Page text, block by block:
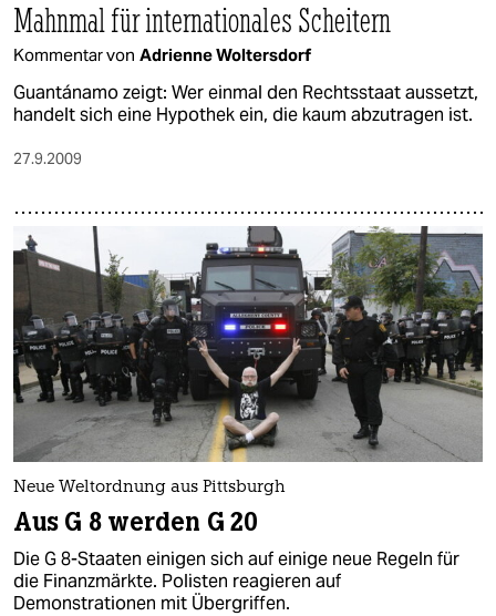
Mahnmal für internationales Scheitern
Kommentar von Adrienne Woltersdorf
Guantánamo zeigt: Wer einmal den Rechtsstaat aussetzt,
handelt sich eine Hypothek ein, die kaum abzutragen ist.
27.9.2009
Neue Weltordnung aus Pittsburgh
Aus G 8 werden G 20
Die G 8-Staaten einigen sich auf einige neue Regeln für
die Finanzmärkte. Polisten reagieren auf
Demonstrationen mit Übergriffen.